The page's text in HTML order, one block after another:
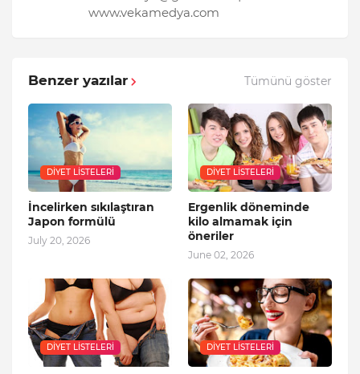
www.vekamedya.com
Benzer yazılar Tümünü göster
DIYET LISTELERI
İncelirken sıkılaştıran
Japon formülü
July 20, 2026
DIYET LISTELERI
Ergenlik döneminde
kilo almamak için
öneriler
June 02, 2026
DIYET LISTELERI DIYET LISTELERI